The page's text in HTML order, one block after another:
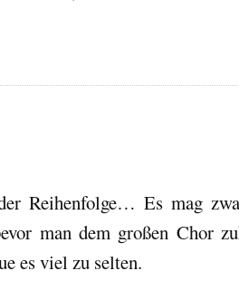
Reihenfolge… Es mag
man dem großen Chor
es viel zu selten.